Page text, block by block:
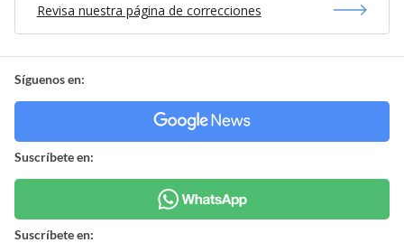
Revisa nuestra página de correcciones
Síguenos en:
Suscríbete en:
Suscríbete en: